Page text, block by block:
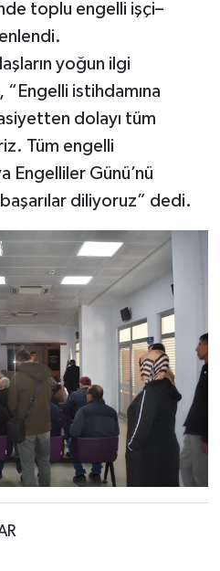
toplu engelli işçi–
yoğun ilgi
istihdamına
dolayı tüm
Tüm engelli
Engelliler Günü’nü
diliyoruz” dedi.